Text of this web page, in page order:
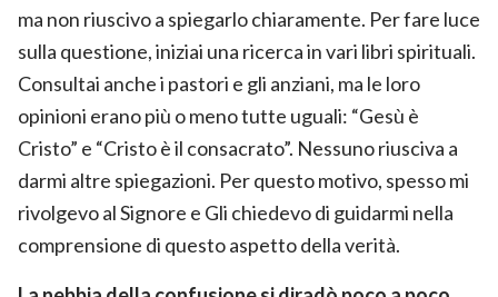
ma non riuscivo a spiegarlo chiaramente. Per fare luce
sulla questione, iniziai una ricerca in vari libri spirituali.
Consultai anche i pastori e gli anziani, ma le loro
opinioni erano più o meno tutte uguali: “Gesù è
Cristo” e “Cristo è il consacrato”. Nessuno riusciva a
darmi altre spiegazioni. Per questo motivo, spesso mi
rivolgevo al Signore e Gli chiedevo di guidarmi nella
comprensione di questo aspetto della verità.